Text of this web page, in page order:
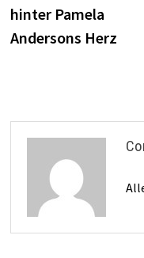
hinter Pamela
Andersons Herz